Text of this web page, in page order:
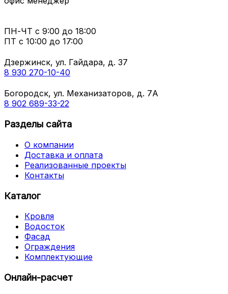
ПН-ЧТ с 9:00 до 18:00
ПТ с 10:00 до 17:00
Дзержинск, ул. Гайдара, д. 37
8 930 270-10-40
Богородск, ул. Механизаторов, д. 7А
8 902 689-33-22
Разделы сайта
О компании
Доставка и оплата
Реализованные проекты
Контакты
Каталог
Кровля
Водосток
Фасад
Ограждения
Комплектующие
Онлайн-расчет